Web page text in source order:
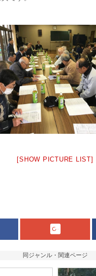
[SHOW PICTURE LIST]
同ジャンル・関連ページ